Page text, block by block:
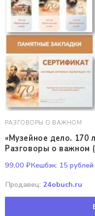
РАЗГОВОРЫ О ВАЖНОМ
«Музейное дело. 170
Разговоры о важном
99,00 ₽Кешбэк: 15 рублей
Продавец: 24obuch.ru